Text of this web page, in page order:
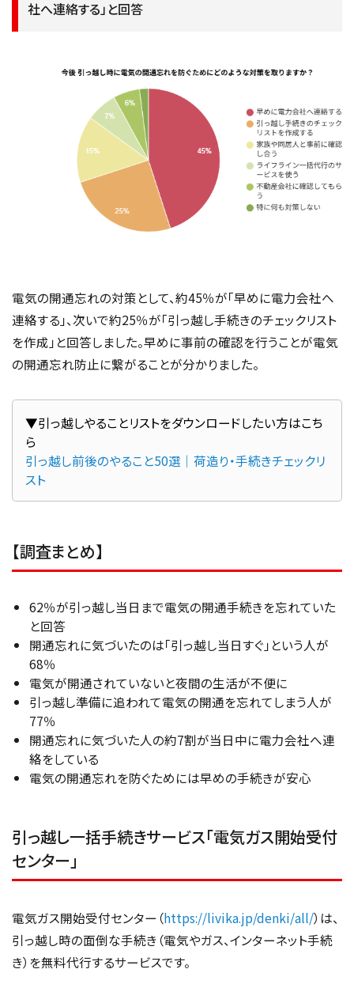
社へ連絡する」と回答
電気の開通忘れの対策として、約45％が「早めに電力会社へ
連絡する」、次いで約25％が「引っ越し手続きのチェックリスト
を作成」と回答しました。早めに事前の確認を行うことが電気
の開通忘れ防止に繋がることが分かりました。
▼引っ越しやることリストをダウンロードしたい方はこち
引っ越し前後のやること50選｜荷造り・手続きチェックリ
スト
【調査まとめ】
62％が引っ越し当日まで電気の開通手続きを忘れていた
と回答
開通忘れに気づいたのは「引っ越し当日すぐ」という人が
68％
電気が開通されていないと夜間の生活が不便に
引っ越し準備に追われて電気の開通を忘れてしまう人が
77％
開通忘れに気づいた人の約7割が当日中に電力会社へ連
絡をしている
電気の開通忘れを防ぐためには早めの手続きが安心
引っ越し一括手続きサービス「電気ガス開始受付
センター」
電気ガス開始受付センター（https://livika.jp/denki/all/）は、
引っ越し時の面倒な手続き（電気やガス、インターネット手続
き）を無料代行するサービスです。